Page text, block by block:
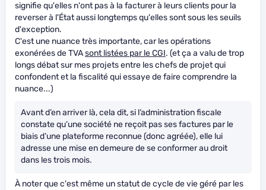
signifie qu'elles n'ont pas à la facturer à leurs clients pour la
reverser à l'État aussi longtemps qu'elles sont sous les seuils
d'exception.
C'est une nuance très importante, car les opérations
exonérées de TVAsont listées par le CGI. (et ça a valu de trop
longs débat sur mes projets entre les chefs de projet qui
confondent et la fiscalité qui essaye de faire comprendre la
nuance...)
Avant d’en arriver là, cela dit, si l’administration fiscale
constate qu’une société ne reçoit pas ses factures par le
biais d’une plateforme reconnue (donc agréée), elle lui
adresse une mise en demeure de se conformer au droit
dans les trois mois.
À noter que c'est même un statut de cycle de vie géré par les